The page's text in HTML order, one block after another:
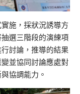
施，採狀況誘導方
選三階段的演練項
討論，推導的結果
並協同討論應處對
協調能力。